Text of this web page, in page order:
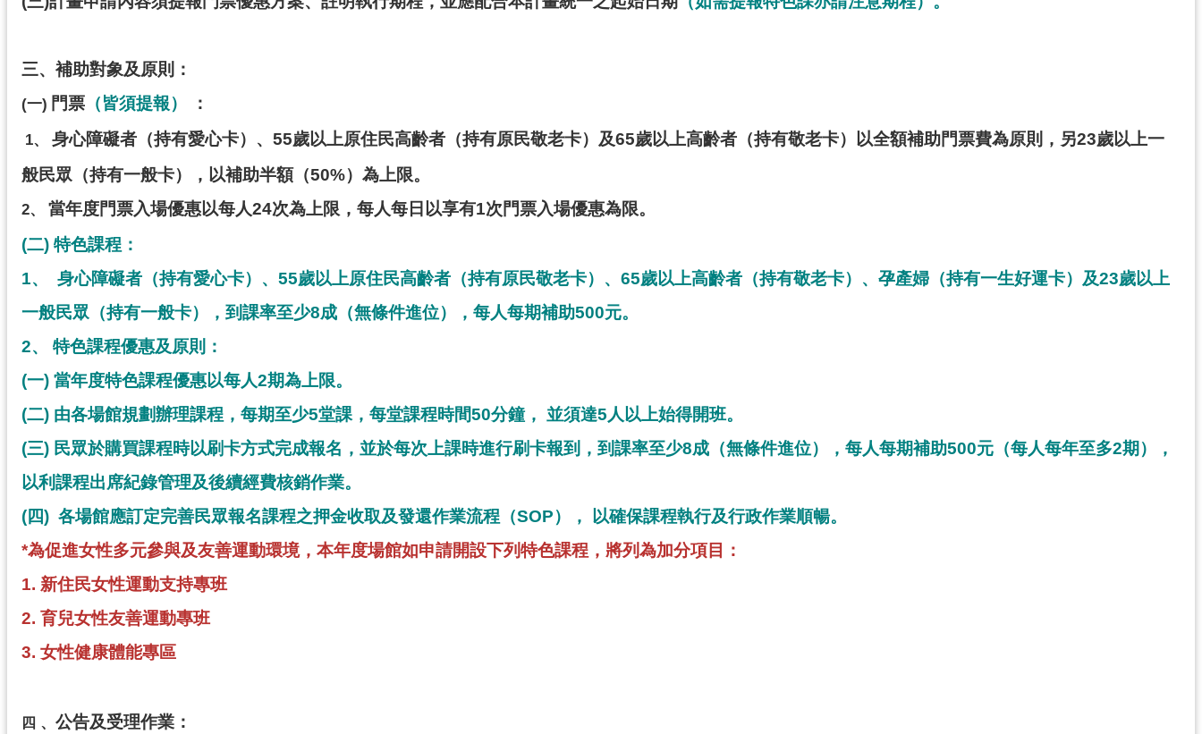
三、補助對象及原則：
(一) 門票 （皆須提報） ：
1、
身心障礙者（持有愛心卡）、55歲以上原住民高齡者（持有原民敬老卡）及65歲以上高齡者（持有敬老卡）以全額補助門票費為原則，另23歲以上一
般民眾（持有一般卡），以補助半額（50%）為上限。
2、
當年度門票入場優惠以每人24次為上限，每人每日以享有1次門票入場優惠為限。
(二) 特色課程：
1、
身心障礙者（持有愛心卡）、55歲以上原住民高齡者（持有原民敬老卡）、65歲以上高齡者（持有敬老卡）、孕產婦（持有一生好運卡）及23歲以上
一般民眾（持有一般卡），到課率至少8成（無條件進位），每人每期補助500元。
2、 特色課程優惠及原則：
(一) 當年度特色課程優惠以每人2期為上限。
(二) 由各場館規劃辦理課程，每期至少5堂課，每堂課程時間50分鐘， 並須達5人以上始得開班。
(三) 民眾於購買課程時以刷卡方式完成報名，並於每次上課時進行刷卡報到，到課率至少8成（無條件進位），每人每期補助500元（每人每年至多2期），
以利課程出席紀錄管理及後續經費核銷作業。
(四) 各場館應訂定完善民眾報名課程之押金收取及發還作業流程（SOP）， 以確保課程執行及行政作業順暢。
*為促進女性多元參與及友善運動環境，本年度場館如申請開設下列特色課程，將列為加分項目：
1. 新住民女性運動支持專班
2. 育兒女性友善運動專班
3. 女性健康體能專區
四 、 公告及受理作業：